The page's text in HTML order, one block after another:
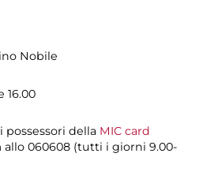
Nobile
16.00
della MIC card
allo 060608 (tutti i giorni 9.00-